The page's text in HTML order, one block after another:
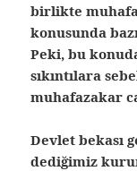
birlikte
konusunda
Peki, bu
sıkıntılara
muhafazakar
Devlet bekası
dediğimiz